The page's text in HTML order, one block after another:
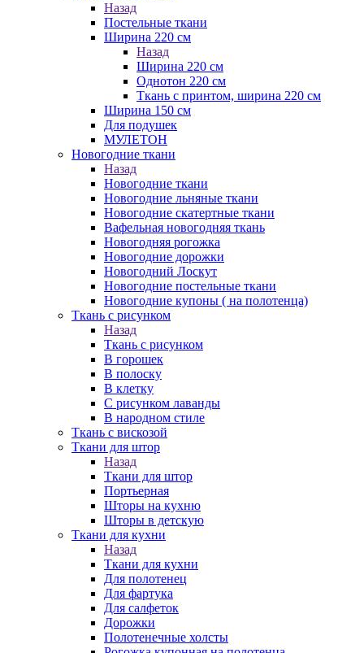
Назад
Постельные ткани
Ширина 220 см
Назад
Ширина 220 см
Однотон 220 см
Ткань с принтом, ширина 220 см
Ширина 150 см
Для подушек
МУЛЕТОН
Новогодние ткани
Назад
Новогодние ткани
Новогодние льняные ткани
Новогодние скатертные ткани
Вафельная новогодняя ткань
Новогодняя рогожка
Новогодние дорожки
Новогодний Лоскут
Новогодние постельные ткани
Новогодние купоны ( на полотенца)
Ткань с рисунком
Назад
Ткань с рисунком
В горошек
В полоску
В клетку
С рисунком лаванды
В народном стиле
Ткань с вискозой
Ткани для штор
Назад
Ткани для штор
Портьерная
Шторы на кухню
Шторы в детскую
Ткани для кухни
Назад
Ткани для кухни
Для полотенец
Для фартука
Для салфеток
Дорожки
Полотенечные холсты